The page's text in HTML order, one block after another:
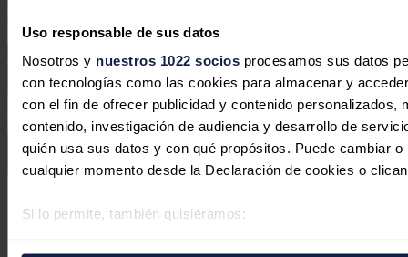
Uso responsable de sus datos
Nosotros y nuestros 1022 sociosprocesamos sus datos
con tecnologías como las cookies para almacenar y
con el fin de ofrecer publicidad y contenido personalizados,
contenido, investigación de audiencia y desarrollo de
quién usa sus datos y con qué propósitos. Puede cambiar
cualquier momento desde la Declaración de cookies o
Si lo permite, también quisiéramos:
Este sitio web está protegido por reCAPTCHA y laPolítica de
privacidadyTérminos de serviciode Google aplican.
Enviar comentario